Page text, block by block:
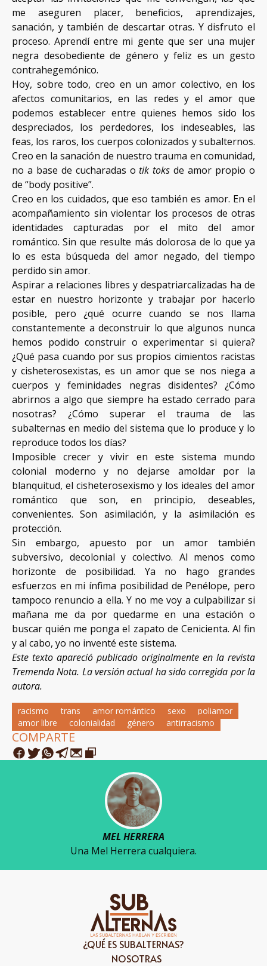
me aseguren placer, beneficios, aprendizajes,
sanación, y también de descartar otras. Y disfruto el
proceso. Aprendí entre mi gente que ser una mujer
negra desobediente de género y feliz es un gesto
contrahegemónico.
Hoy, sobre todo, creo en un amor colectivo, en los
afectos comunitarios, en las redes y el amor que
podemos establecer entre quienes hemos sido los
despreciados, los perdedores, los indeseables, las
feas, los raros, los cuerpos colonizados y subalternos.
Creo en la sanación de nuestro trauma en comunidad,
no a base de cucharadas otik toks de amor propio o
de “body positive”.
Creo en los cuidados, que eso también es amor. En el
acompañamiento sin violentar los procesos de otras
identidades capturadas por el mito del amor
romántico. Sin que resulte más dolorosa de lo que ya
lo es esta búsqueda del amor negado, del tiempo
perdido sin amor.
Aspirar a relaciones libres y despatriarcalizadas ha de
estar en nuestro horizonte y trabajar por hacerlo
posible, pero ¿qué ocurre cuando se nos llama
constantemente a deconstruir lo que algunos nunca
hemos podido construir o experimentar si quiera?
¿Qué pasa cuando por sus propios cimientos racistas
y cisheterosexistas, es un amor que se nos niega a
cuerpos y feminidades negras disidentes? ¿Cómo
abrirnos a algo que siempre ha estado cerrado para
nosotras? ¿Cómo superar el trauma de las
subalternas en medio del sistema que lo produce y lo
reproduce todos los días?
Imposible crecer y vivir en este sistema mundo
colonial moderno y no dejarse amoldar por la
blanquitud, el cisheterosexismo y los ideales del amor
romántico que son, en principio, deseables,
convenientes. Son asimilación, y la asimilación es
protección.
Sin embargo, apuesto por un amor también
subversivo, decolonial y colectivo. Al menos como
horizonte de posibilidad. Ya no hago grandes
esfuerzos en mi ínfima posibilidad de Penélope, pero
tampoco renuncio a ella. Y no me voy a culpabilizar si
mañana me da por quedarme en una estación o
buscar quién me ponga el zapato de Cenicienta. Al fin
y al cabo, yo no inventé este sistema.
Este texto apareció publicado originalmente en la revista
Tremenda Nota. La versión actual ha sido corregida por la
autora.
racismo trans amor romántico sexo
poliamor
amor libre
colonialidad género antirracismo
COMPARTE
MEL HERRERA
Una Mel Herrera cualquiera.
¿QUÉ ES SUBALTERNAS?
NOSOTRAS